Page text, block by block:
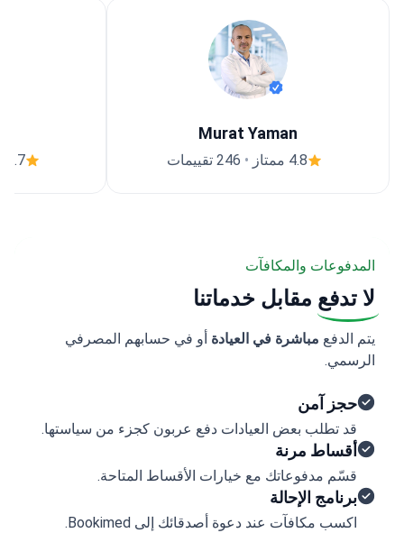
Murat Yaman
4.8 ممتاز • 246 تقييمات 4.7 ممتاز
المدفوعات والمكافآت
لا تدفع مقابل خدماتنا
يتم الدفع مباشرة في العيادة أو في حسابهم المصرفي
الرسمي.
حجز آمن
قد تطلب بعض العيادات دفع عربون كجزء من سياستها.
أقساط مرنة
قسّم مدفوعاتك مع خيارات الأقساط المتاحة.
برنامج الإحالة
اكسب مكافآت عند دعوة أصدقائك إلى Bookimed.